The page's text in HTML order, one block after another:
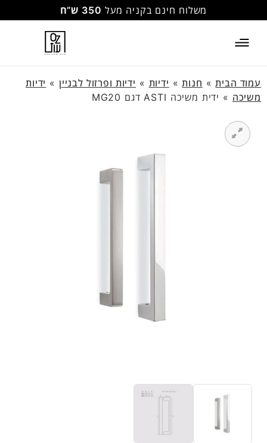
משלוח חינם בקניה מעל 350 ש”ח
עמוד הבית» חנות» ידיות » ידיות ופרזול לבניין » ידיות
משיכה » ידית משיכה ASTI דגם MG20